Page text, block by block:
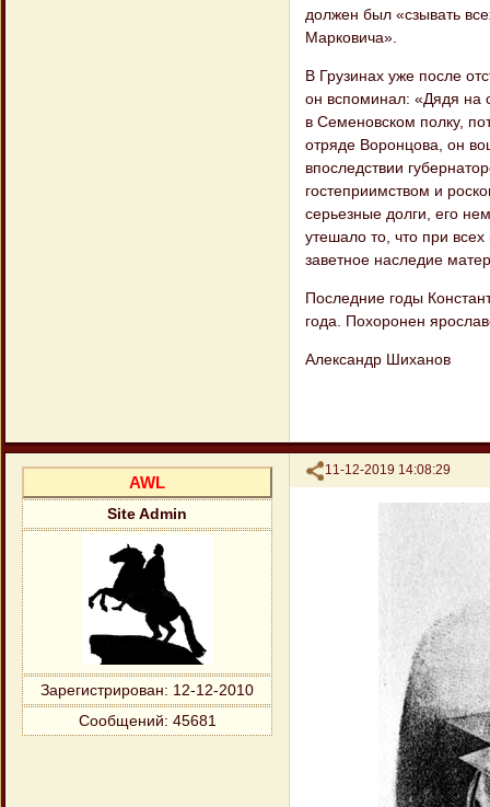
должен был «сзывать
Марковича».
В Грузинах уже после
он вспоминал: «Дядя на
в Семеновском полку,
отряде Воронцова, он
впоследствии
гостеприимством и
серьезные долги, его
утешало то, что при
заветное наследие
Последние годы
года. Похоронен
Александр Шиханов
Поделиться
11-12-2019 14:08:29
AWL
Site Admin
Зарегистрирован: 12-12-2010
Сообщений: 45681